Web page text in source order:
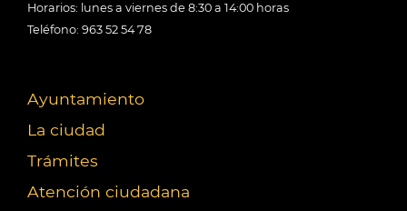
Horarios: lunes a viernes de 8:30 a 14:00 horas
Teléfono: 963 52 54 78
Ayuntamiento
La ciudad
Trámites
Atención ciudadana